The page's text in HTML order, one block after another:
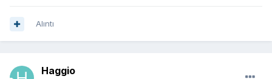
Alıntı
Haggio